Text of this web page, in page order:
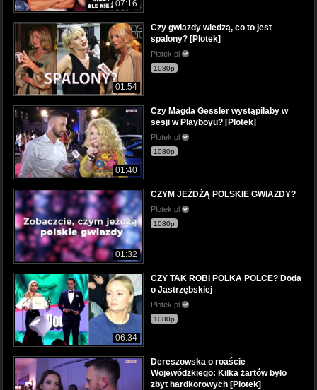
07:16
01:54
Czy gwiazdy wiedzą, co to jest
spalony? [Plotek]
Plotek.pl
1080p
01:40
Czy Magda Gessler wystąpiłaby w
sesji w Playboyu? [Plotek]
Plotek.pl
1080p
01:32
CZYM JEŻDŻĄ POLSKIE GWIAZDY?
Plotek.pl
1080p
06:34
CZY TAK ROBI POLKA POLCE? Doda
o Jastrzębskiej
Plotek.pl
1080p
Dereszowska o roaście
Wojewódzkiego: Kilka żartów było
zbyt hardkorowych [Plotek]